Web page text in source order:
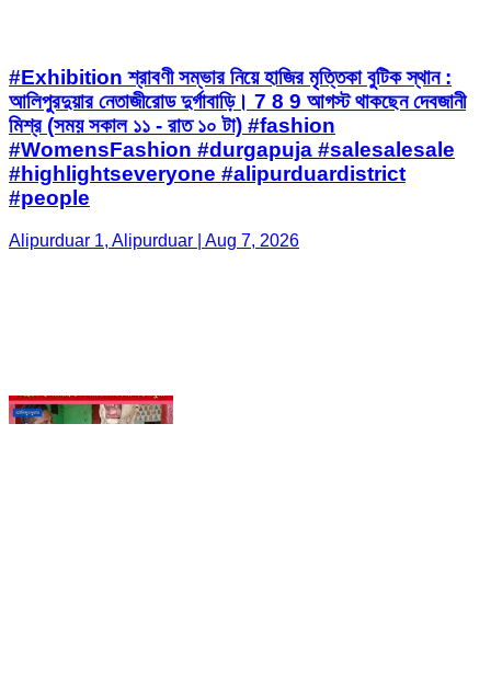
#people
Alipurduar 1, Alipurduar | Aug 7, 2026